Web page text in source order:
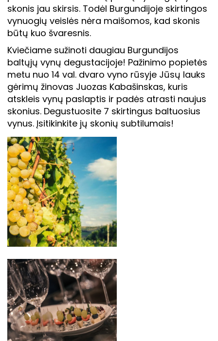
skonis jau skirsis. Todėl Burgundijoje skirtingos
vynuogių veislės nėra maišomos, kad skonis
būtų kuo švaresnis.
Kviečiame sužinoti daugiau Burgundijos
baltųjų vynų degustacijoje! Pažinimo popietės
metu nuo 14 val. dvaro vyno rūsyje Jūsų lauks
gėrimų žinovas Juozas Kabašinskas, kuris
atskleis vynų paslaptis ir padės atrasti naujus
skonius. Degustuosite 7 skirtingus baltuosius
vynus. Įsitikinkite jų skonių subtilumais!